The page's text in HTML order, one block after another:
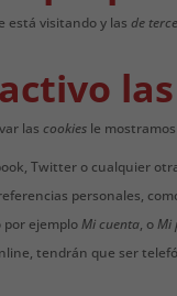
está visitando y lasde
las
lascookies le
Twitter o cualquier
personales,
por ejemploMi cuenta, oMi
tendrán que ser